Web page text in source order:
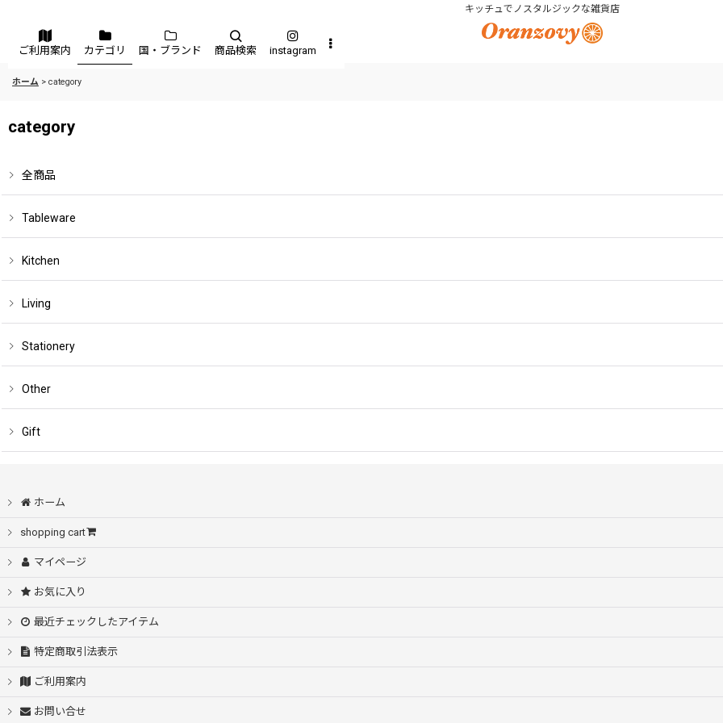
キッチュでノスタルジックな雑貨店
メニュー
ご利用案内 カテゴリ 国・ブランド 商品検索 instagram
ホーム > category
category
全商品
Tableware
Kitchen
Living
Stationery
Other
Gift
ホーム
shopping cart
マイページ
お気に入り
最近チェックしたアイテム
特定商取引法表示
ご利用案内
お問い合せ